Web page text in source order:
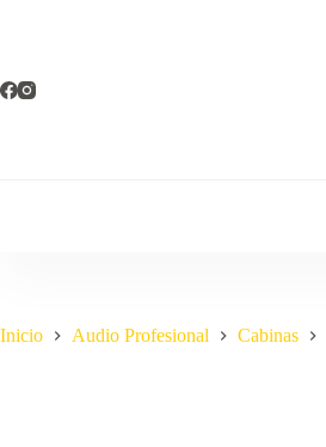
Inicio Audio Profesional Cabinas